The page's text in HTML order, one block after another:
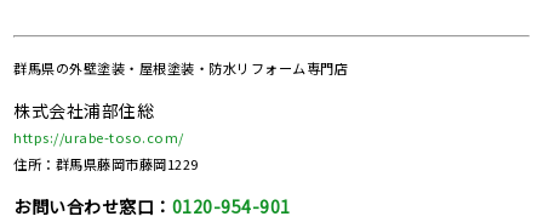
群馬県の外壁塗装・屋根塗装・防水リフォーム専門店
株式会社浦部住総
https://urabe-toso.com/
住所：群馬県藤岡市藤岡1229
お問い合わせ窓口： 0120-954-901